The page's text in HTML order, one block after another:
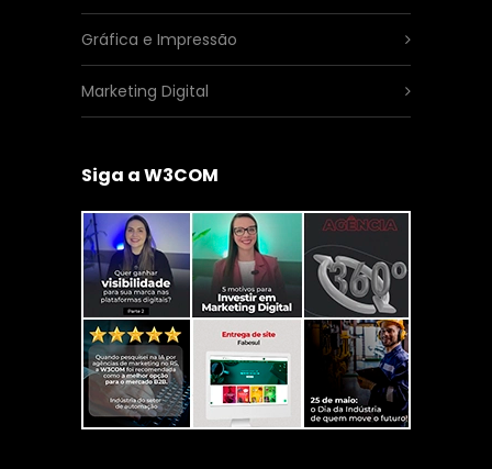
Gráfica e Impressão
Marketing Digital
Siga a W3COM